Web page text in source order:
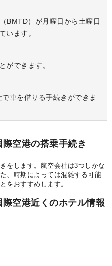
BMTD）が月曜日から土曜日
います。
ができます。
車を借りる手続きができま
空港の搭乗手続き
をします。航空会社は3つしかな
、時期によっては混雑する可能
をおすすめします。
空港近くのホテル情報